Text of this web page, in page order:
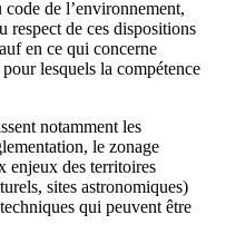
de l’environnement,
respect de ces dispositions
en ce qui concerne
lesquels la compétence
notamment les
le zonage
enjeux des territoires
sites astronomiques)
qui peuvent être